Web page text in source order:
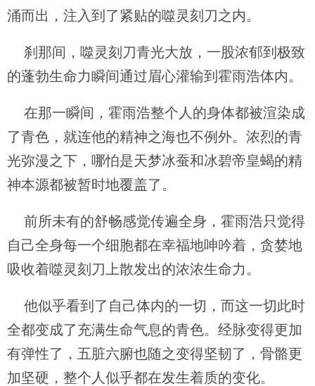
涌而出，注入到了紧贴的噬灵刻刀之内。
刹那间，噬灵刻刀青光大放，一股浓郁到极致
的蓬勃生命力瞬间通过眉心灌输到霍雨浩体内。
在那一瞬间，霍雨浩整个人的身体都被渲染成
了青色，就连他的精神之海也不例外。浓烈的青
光弥漫之下，哪怕是天梦冰蚕和冰碧帝皇蝎的精
神本源都被暂时地覆盖了。
前所未有的舒畅感觉传遍全身，霍雨浩只觉得
自己全身每一个细胞都在幸福地呻吟着，贪婪地
吸收着噬灵刻刀上散发出的浓浓生命力。
他似乎看到了自己体内的一切，而这一切此时
全都变成了充满生命气息的青色。经脉变得更加
有弹性了，五脏六腑也随之变得坚韧了，骨骼更
加坚硬，整个人似乎都在发生着质的变化。